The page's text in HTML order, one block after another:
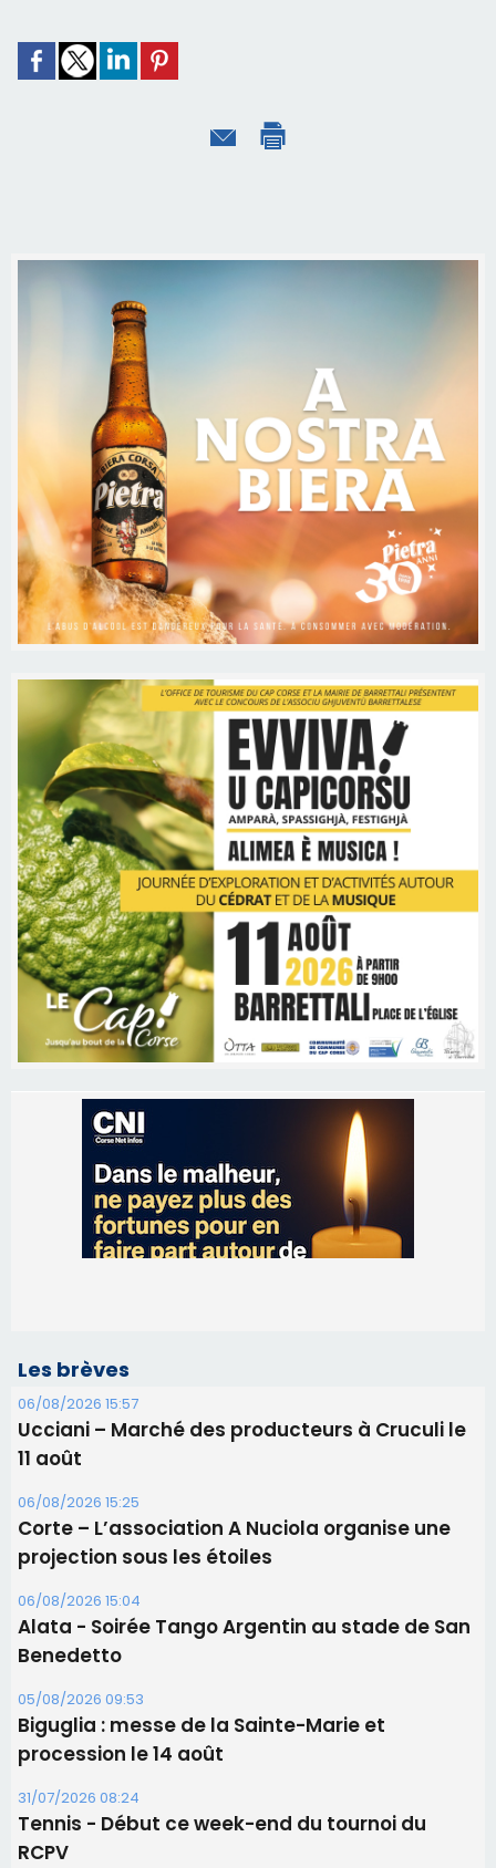
Les brèves
06/08/2026 15:57
Ucciani – Marché des producteurs à Cruculi le
11 août
06/08/2026 15:25
Corte – L’association A Nuciola organise une
projection sous les étoiles
06/08/2026 15:04
Alata - Soirée Tango Argentin au stade de San
Benedetto
05/08/2026 09:53
Biguglia : messe de la Sainte-Marie et
procession le 14 août
31/07/2026 08:24
Tennis - Début ce week-end du tournoi du
RCPV